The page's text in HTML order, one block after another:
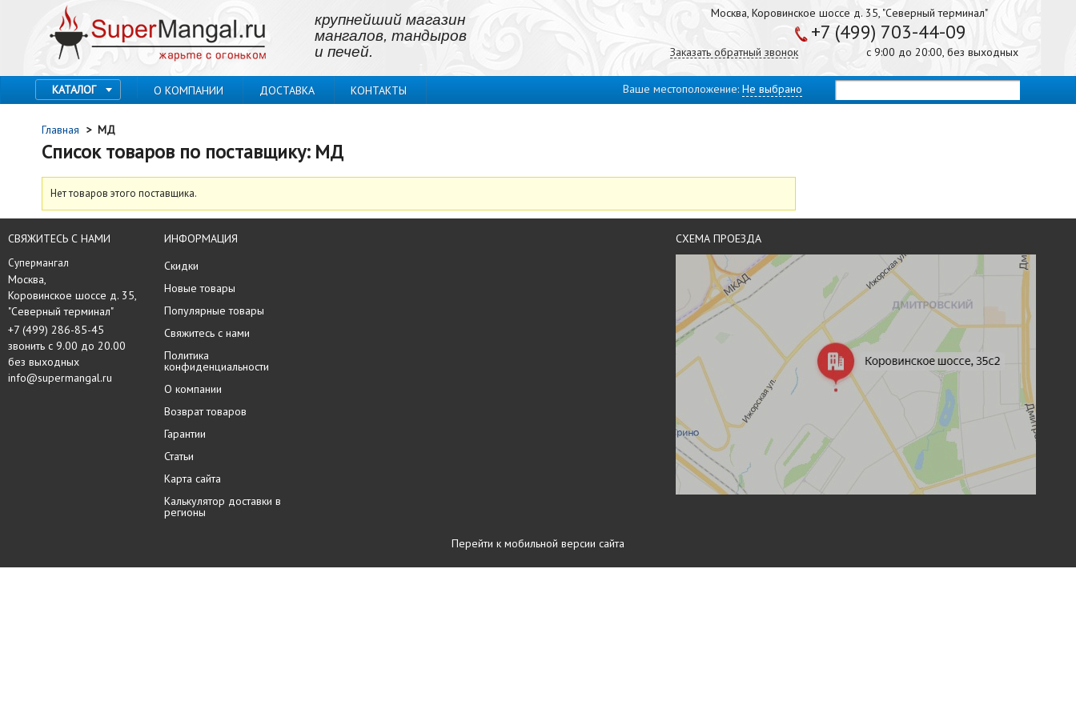
крупнейший магазин
мангалов, тандыров
и печей.
+7 (499) 703-44-09
Москва, Коровинское шоссе д. 35, "Северный терминал"
с 9:00 до 20:00, без выходных
Заказать обратный звонок
КАТАЛОГ О КОМПАНИИ ДОСТАВКА КОНТАКТЫ Ваше местоположение: Не выбрано
Главная > МД
Список товаров по поставщику: МД
Нет товаров этого поставщика.
СВЯЖИТЕСЬ С НАМИ
Супермангал
Москва,
Коровинское шоссе д. 35,
"Северный терминал"
+7 (499) 286-85-45
звонить с 9.00 до 20.00
без выходных
info@supermangal.ru
ИНФОРМАЦИЯ
Скидки
Новые товары
Популярные товары
Свяжитесь с нами
Политика
конфиденциальности
О компании
Возврат товаров
Гарантии
Статьи
Карта сайта
Калькулятор доставки в
регионы
СХЕМА ПРОЕЗДА
Перейти к мобильной версии сайта